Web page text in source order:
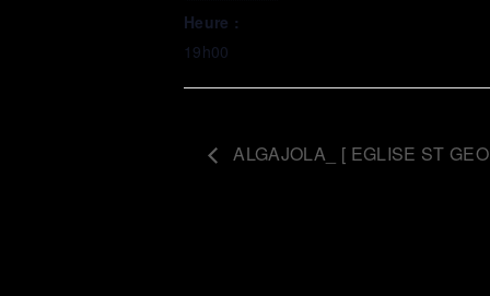
Heure :
19h00
ALGAJOLA_ [ EGLISE ST